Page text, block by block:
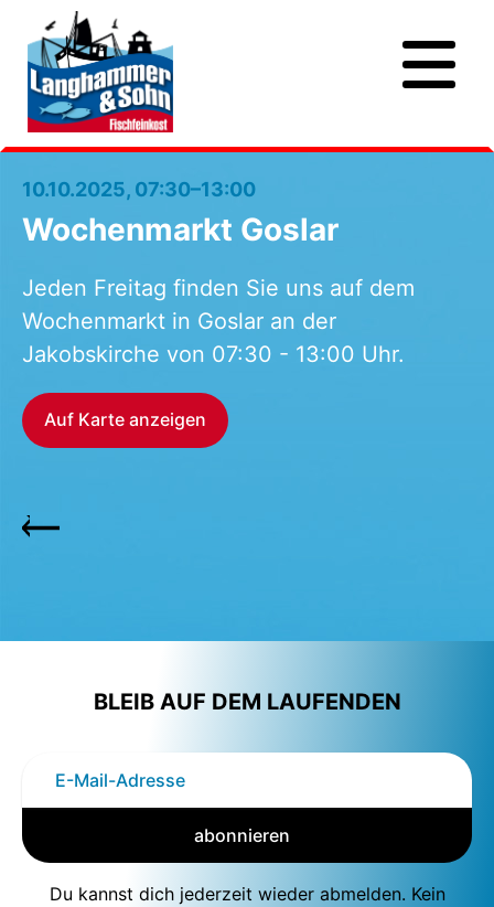
10.10.2025, 07:30–13:00
Wochenmarkt Goslar
Jeden Freitag finden Sie uns auf dem
Wochenmarkt in Goslar an der
Jakobskirche von 07:30 - 13:00 Uhr.
Auf Karte anzeigen
BLEIB AUF DEM LAUFENDEN
abonnieren
Du kannst dich jederzeit wieder abmelden. Kein